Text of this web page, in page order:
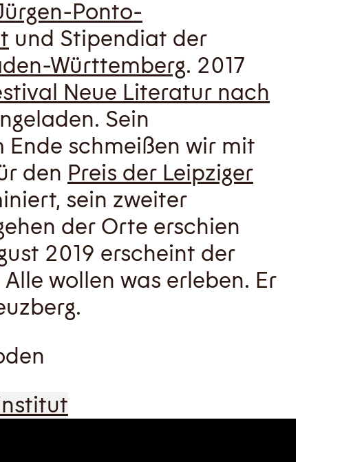
Ponto-
und Stipendiat der
Württemberg. 2017
Neue Literatur nach
Sein
Ende schmeißen wir mit
den Preis der Leipziger
sein zweiter
der Orte erschien
2019 erscheint der
wollen was erleben. Er